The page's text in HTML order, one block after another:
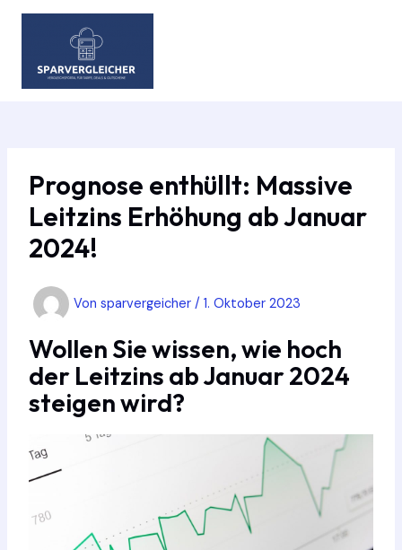
Zum
Prognose enthüllt: Massive
Leitzins Erhöhung ab Januar
2024!
Von sparvergeicher / 1. Oktober 2023
Wollen Sie wissen, wie hoch
der Leitzins ab Januar 2024
steigen wird?